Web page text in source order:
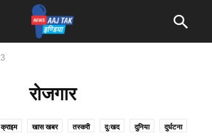
रोजगार
क्राइम खास खबर तस्करी दुःखद दुनिया दुर्घटना